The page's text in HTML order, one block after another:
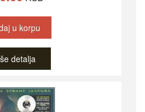
u korpu
detalja